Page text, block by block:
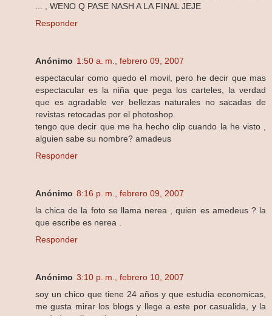
... , WENO Q PASE NASH A LA FINAL JEJE
Responder
Anónimo 1:50 a. m., febrero 09, 2007
espectacular como quedo el movil, pero he decir que mas
espectacular es la niña que pega los carteles, la verdad
que es agradable ver bellezas naturales no sacadas de
revistas retocadas por el photoshop.
tengo que decir que me ha hecho clip cuando la he visto ,
alguien sabe su nombre? amadeus
Responder
Anónimo 8:16 p. m., febrero 09, 2007
la chica de la foto se llama nerea , quien es amedeus ? la
que escribe es nerea .
Responder
Anónimo 3:10 p. m., febrero 10, 2007
soy un chico que tiene 24 años y que estudia economicas,
me gusta mirar los blogs y llege a este por casualida, y la